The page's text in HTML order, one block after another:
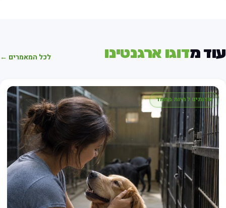
מדוגו ארגנטינו לכל המאמרים ←
שרותים לחיות מחמד